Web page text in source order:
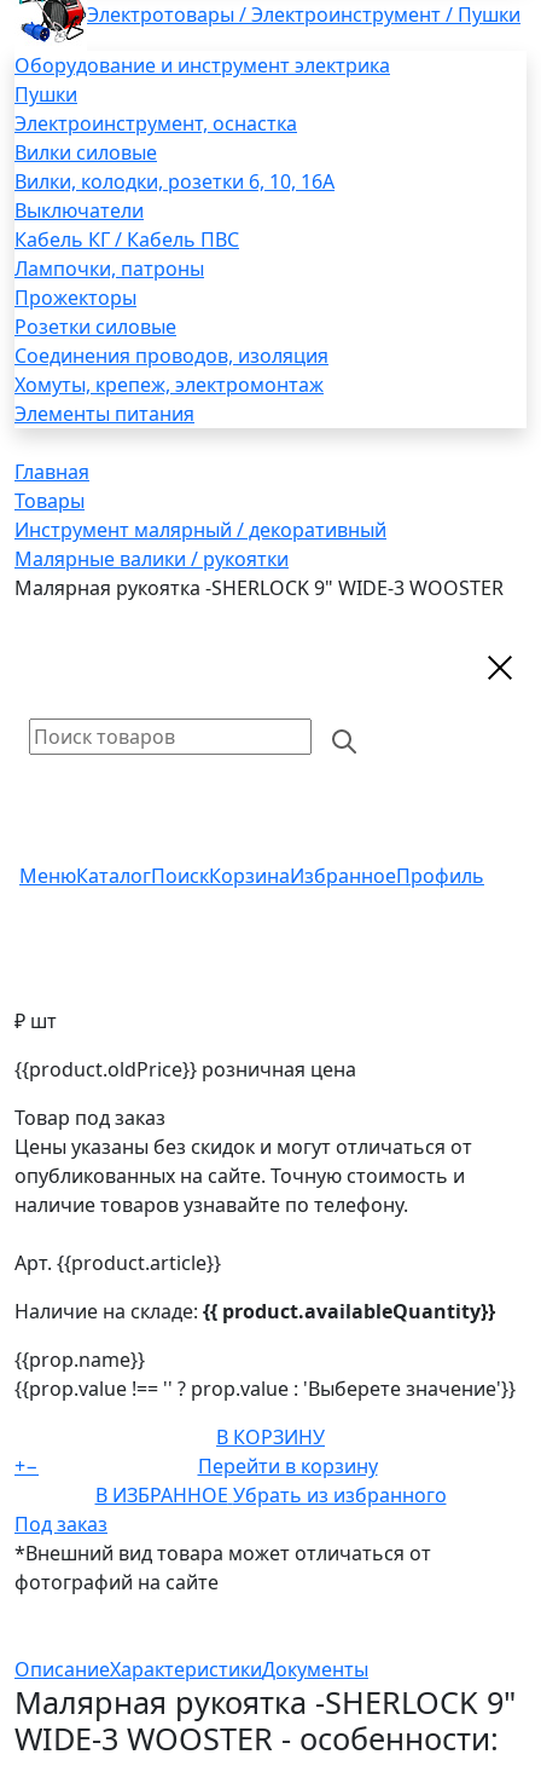
Электротовары / Электроинструмент / Пушки
Оборудование и инструмент электрика
Пушки
Электроинструмент, оснастка
Вилки силовые
Вилки, колодки, розетки 6, 10, 16А
Выключатели
Кабель КГ / Кабель ПВС
Лампочки, патроны
Прожекторы
Розетки силовые
Соединения проводов, изоляция
Хомуты, крепеж, электромонтаж
Элементы питания
Главная
Товары
Инструмент малярный / декоративный
Малярные валики / рукоятки
Малярная рукоятка -SHERLOCK 9" WIDE-3 WOOSTER
МенюКаталогПоискКорзинаИзбранноеПрофиль
₽ шт
{{product.oldPrice}} розничная цена
Товар под заказ
Цены указаны без скидок и могут отличаться от
опубликованных на сайте. Точную стоимость и
наличие товаров узнавайте по телефону.
Арт. {{product.article}}
Наличие на складе: {{ product.availableQuantity}}
{{prop.name}}
{{prop.value !== '' ? prop.value : 'Выберете значение'}}
В КОРЗИНУ
+−
Перейти в корзину
В ИЗБРАННОЕ Убрать из избранного
Под заказ
*Внешний вид товара может отличаться от
фотографий на сайте
ОписаниеХарактеристикиДокументы
Малярная рукоятка -SHERLOCK 9"
WIDE-3 WOOSTER - особенности: